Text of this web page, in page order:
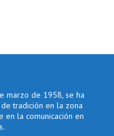
marzo de 1958, se ha
tradición en la zona
en la comunicación en